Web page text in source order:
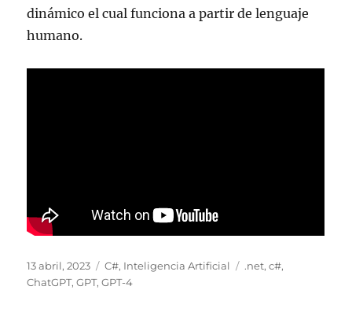
dinámico el cual funciona a partir de lenguaje
humano.
Publicado
el
13 abril, 2023 Categorías
C#, Inteligencia Artificial Etiquetas
.net,c#,
ChatGPT,GPT,GPT-4